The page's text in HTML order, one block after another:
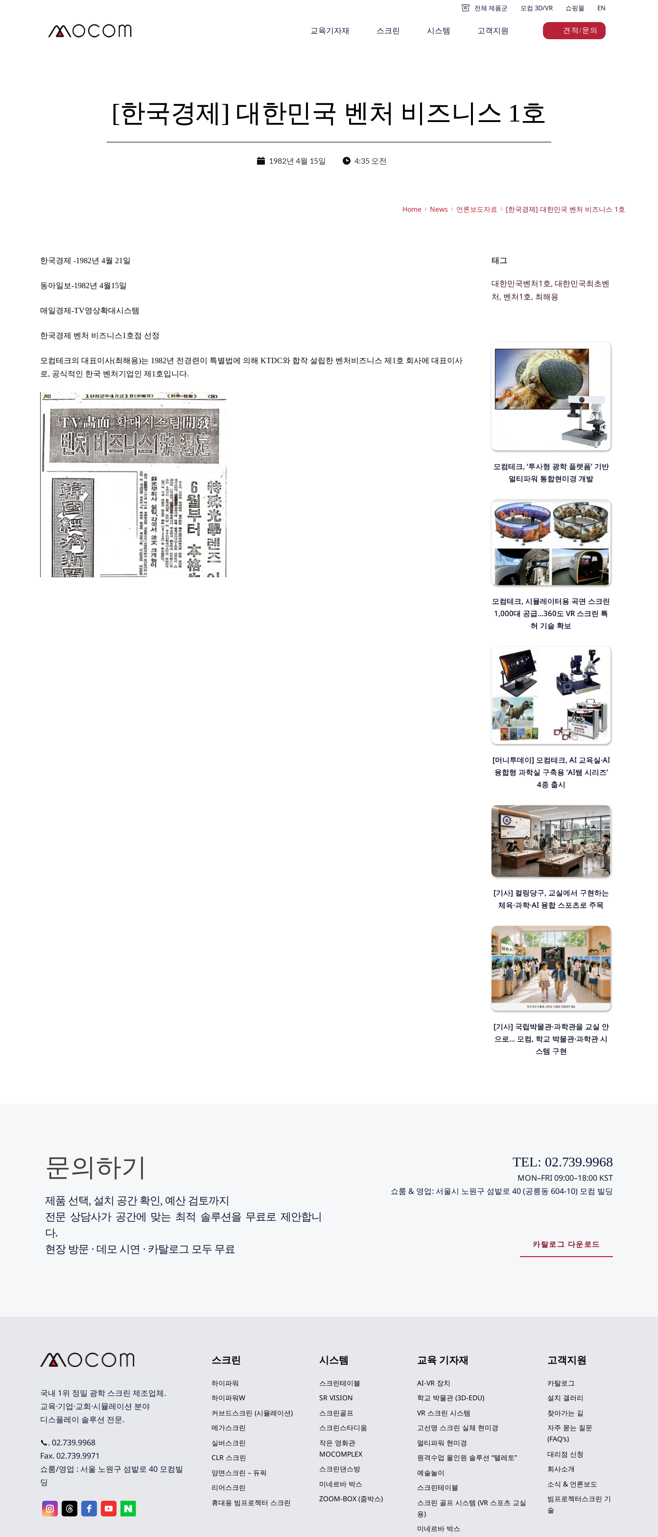
전체 제품군 모컴 3D/VR 쇼핑몰 EN
교육기자재 스크린 시스템 고객지원 견적/문의
[한국경제] 대한민국 벤처 비즈니스 1호
1982년 4월 15일 4:35 오전
Home News 언론보도자료 [한국경제] 대한민국 벤처 비즈니스 1호
한국경제 -1982년 4월 21일
동아일보-1982년 4월15일
매일경제-TV영상확대시스템
한국경제 벤처 비즈니스1호점 선정
모컴테크의 대표이사(최해용)는 1982년 전경련이 특별법에 의해 KTDC와 합작 설립한 벤처비즈니스 제1호 회사에 대표이사
로, 공식적인 한국 벤처기업인 제1호입니다.
태그
대한민국벤처1호, 대한민국최초벤
처, 벤처1호, 최해용
모컴테크, ‘투사형 광학 플랫폼’ 기반
멀티파워 통합현미경 개발
모컴테크, 시뮬레이터용 곡면 스크린
1,000대 공급…360도 VR 스크린 특
허 기술 확보
[머니투데이] 모컴테크, AI 교육실·AI
융합형 과학실 구축용 ‘AI쌤 시리즈’
4종 출시
[기사] 컬링당구, 교실에서 구현하는
체육·과학·AI 융합 스포츠로 주목
[기사] 국립박물관·과학관을 교실 안
으로… 모컴, 학교 박물관·과학관 시
스템 구현
문의하기
제품 선택, 설치 공간 확인, 예산 검토까지
전문 상담사가 공간에 맞는 최적 솔루션을 무료로 제안합니
다.
현장 방문 · 데모 시연 · 카탈로그 모두 무료
TEL: 02.739.9968
MON–FRI 09:00–18:00 KST
쇼룸 & 영업: 서울시 노원구 섬밭로 40 (공릉동 604-10) 모컴 빌딩
카탈로그 다운로드
국내 1위 정밀 광학 스크린 제조업체.
교육·기업·교회·시뮬레이션 분야
디스플레이 솔루션 전문.
📞. 02.739.9968
Fax. 02.739.9971
쇼룸/영업 : 서울 노원구 섬밭로 40 모컴빌
딩
스크린
하이파워
하이파워W
커브드스크린 (시뮬레이션)
메가스크린
실버스크린
CLR 스크린
양면스크린 – 듀픽
리어스크린
휴대용 빔프로젝터 스크린
시스템
스크린테이블
SR VISION
스크린골프
스크린스타디움
작은 영화관
MOCOMPLEX
스크린댄스방
미네르바 박스
ZOOM-BOX (줌박스)
교육 기자재
AI-VR 장치
학교 박물관 (3D-EDU)
VR 스크린 시스템
고선명 스크린 실체 현미경
멀티파워 현미경
원격수업 올인원 솔루션 “텔레토”
예술놀이
스크린테이블
스크린 골프 시스템 (VR 스포츠 교실
용)
미네르바 박스
고객지원
카탈로그
설치 갤러리
찾아가는 길
자주 묻는 질문
(FAQ’s)
대리점 신청
회사소개
소식 & 언론보도
빔프로젝터스크린 기
술